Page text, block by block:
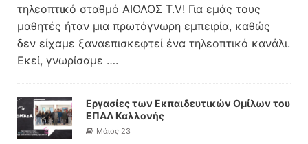
τηλεοπτικό σταθμό ΑΙΟΛΟΣ T.V! Για εμάς τους
μαθητές ήταν μια πρωτόγνωρη εμπειρία, καθώς
δεν είχαμε ξαναεπισκεφτεί ένα τηλεοπτικό κανάλι.
Εκεί, γνωρίσαμε ….
Εργασίες των Εκπαιδευτικών Ομίλων του
ΕΠΑΛ Καλλονής
Μάιος 23